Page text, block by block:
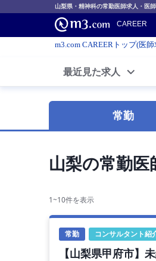
山梨県・精神科の常勤医師求人・医
CAREER
m3.com CAREERトップ(医
最近見た求人
常勤
山梨の常勤医
1~10件を表示
常勤 コンサルタント紹
【山梨県甲府市】